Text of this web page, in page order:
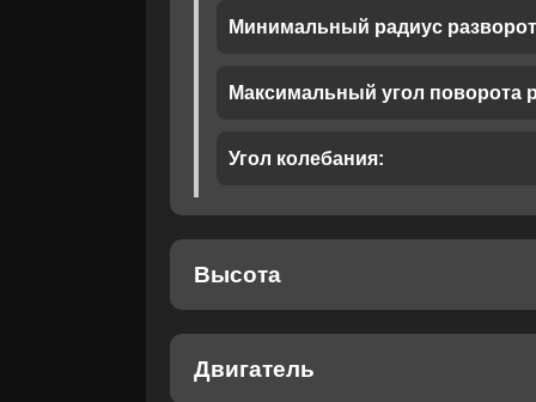
Даю своё
Минимальный радиус
Максимальный угол поворота
Угол колебания:
Высота
Двигатель